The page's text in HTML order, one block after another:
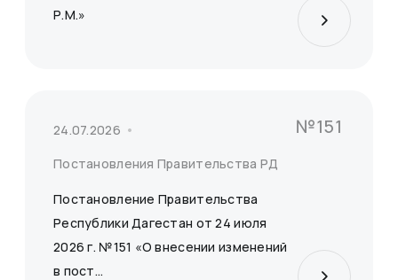
Р.М.»
24.07.2026
Постановления Правительства РД
№151
Постановление Правительства
Республики Дагестан от 24 июля
2026 г. №151 «О внесении изменений
в пост...